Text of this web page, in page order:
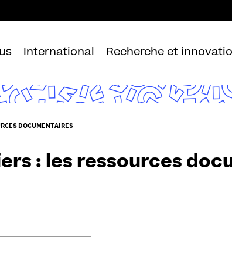
au
International Recherche et
DOCUMENTAIRES
: les ressources